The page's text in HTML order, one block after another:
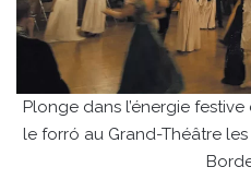
Plonge dans l’énergie
le forró au Grand-Théâtre